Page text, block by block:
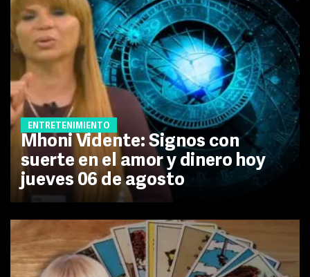
ENTRETENIMIENTO
Mhoni Vidente: Signos con
suerte en el amor y dinero hoy
jueves 06 de agosto